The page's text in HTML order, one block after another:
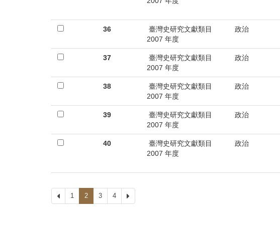
36
臺灣史研究文獻類目
2007 年度
政治
37
臺灣史研究文獻類目
2007 年度
政治
38
臺灣史研究文獻類目
2007 年度
政治
39
臺灣史研究文獻類目
2007 年度
政治
40
臺灣史研究文獻類目
2007 年度
政治
上
一
1 2 3 4
一